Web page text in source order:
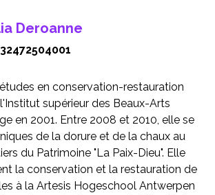
Deroanne
32472504001
en conservation-restauration
supérieur des Beaux-Arts
en 2001. Entre 2008 et 2010, elle se
de la dorure et de la chaux au
du Patrimoine "La Paix-Dieu". Elle
la conservation et la restauration de
à la Artesis Hogeschool Antwerpen